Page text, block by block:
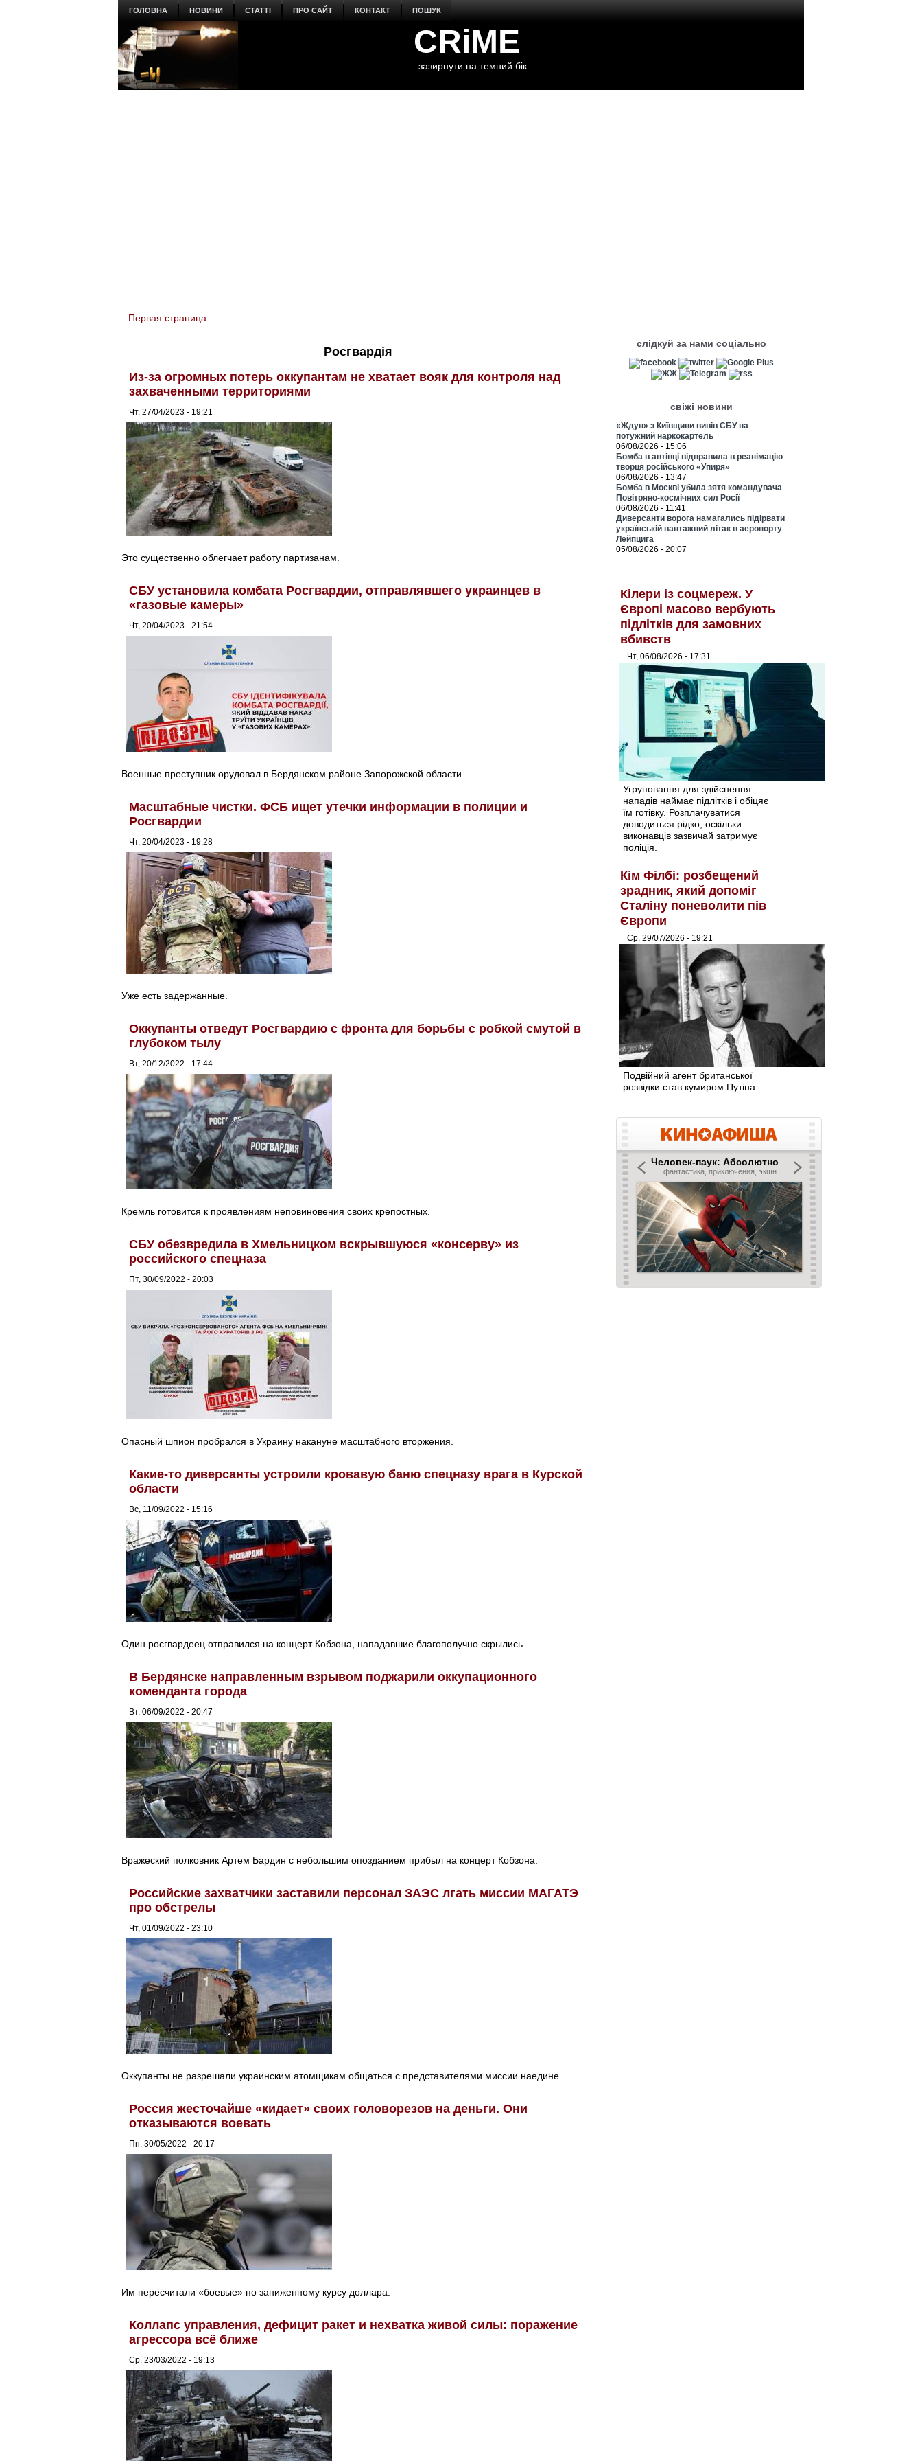
ГОЛОВНА НОВИНИ СТАТТІ ПРО САЙТ КОНТАКТ ПОШУК
CRiME
зазирнути на темний бік
You are here
Первая страница
Росгвардія
Из-за огромных потерь оккупантам не хватает вояк для контроля над
захваченными территориями
Чт, 27/04/2023 - 19:21
Это существенно облегчает работу партизанам.
СБУ установила комбата Росгвардии, отправлявшего украинцев в
«газовые камеры»
Чт, 20/04/2023 - 21:54
Военные преступник орудовал в Бердянском районе Запорожской области.
Масштабные чистки. ФСБ ищет утечки информации в полиции и
Росгвардии
Чт, 20/04/2023 - 19:28
Уже есть задержанные.
Оккупанты отведут Росгвардию с фронта для борьбы с робкой смутой в
глубоком тылу
Вт, 20/12/2022 - 17:44
Кремль готовится к проявлениям неповиновения своих крепостных.
СБУ обезвредила в Хмельницком вскрывшуюся «консерву» из
российского спецназа
Пт, 30/09/2022 - 20:03
Опасный шпион пробрался в Украину накануне масштабного вторжения.
Какие-то диверсанты устроили кровавую баню спецназу врага в Курской
области
Вс, 11/09/2022 - 15:16
Один росгвардеец отправился на концерт Кобзона, нападавшие благополучно скрылись.
В Бердянске направленным взрывом поджарили оккупационного
коменданта города
Вт, 06/09/2022 - 20:47
Вражеский полковник Артем Бардин с небольшим опозданием прибыл на концерт Кобзона.
Российские захватчики заставили персонал ЗАЭС лгать миссии МАГАТЭ
про обстрелы
Чт, 01/09/2022 - 23:10
Оккупанты не разрешали украинским атомщикам общаться с представителями миссии наедине.
Россия жесточайше «кидает» своих головорезов на деньги. Они
отказываются воевать
Пн, 30/05/2022 - 20:17
Им пересчитали «боевые» по заниженному курсу доллара.
Коллапс управления, дефицит ракет и нехватка живой силы: поражение
агрессора всё ближе
Ср, 23/03/2022 - 19:13
слідкуй за нами соціально
свіжі новини
«Ждун» з Київщини вивів СБУ на
потужний наркокартель
06/08/2026 - 15:06
Бомба в автівці відправила в реанімацію
творця російського «Упиря»
06/08/2026 - 13:47
Бомба в Москві убила зятя командувача
Повітряно-космічних сил Росії
06/08/2026 - 11:41
Диверсанти ворога намагались підірвати
українській вантажний літак в аеропорту
Лейпцига
05/08/2026 - 20:07
Кілери із соцмереж. У
Європі масово вербують
підлітків для замовних
вбивств
Чт, 06/08/2026 - 17:31
Угруповання для здійснення
нападів наймає підлітків і обіцяє
їм готівку. Розплачуватися
доводиться рідко, оскільки
виконавців зазвичай затримує
поліція.
Кім Філбі: розбещений
зрадник, який допоміг
Сталіну поневолити пів
Європи
Ср, 29/07/2026 - 19:21
Подвійний агент британської
розвідки став кумиром Путіна.